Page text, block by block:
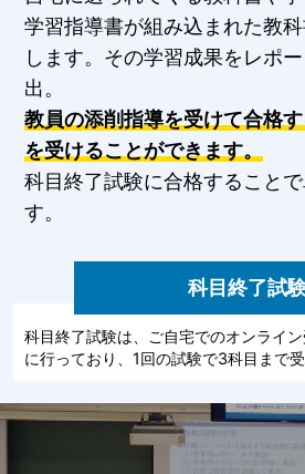
学習指導書が組み込まれた教
します。その学習成果をレポ
出。
教員の添削指導を受けて合格
を受けることができます。
科目終了試験に合格すること
す。
科目終了試
科目終了試験は、ご自宅でのオンライ
に行っており、1回の試験で3科目まで受